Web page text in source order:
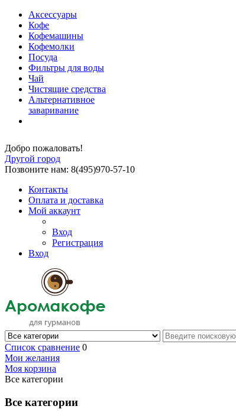
Аксессуары
Кофе
Кофемашины
Кофемолки
Посуда
Фильтры для воды
Чай
Чистящие средства
Альтернативное
заваривание
Добро пожаловать!
Другой город
Позвоните нам: 8(495)970-57-10
Контакты
Оплата и доставка
Мой аккаунт
Вход
Регистрация
Вход
Список сравнение 0
Мои желания
Моя корзина
Все категории
Все категории